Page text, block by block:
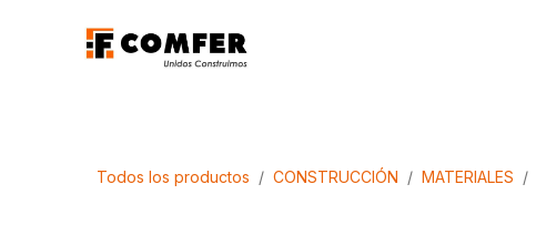
Todos los productos CONSTRUCCIÓN MATERIALES